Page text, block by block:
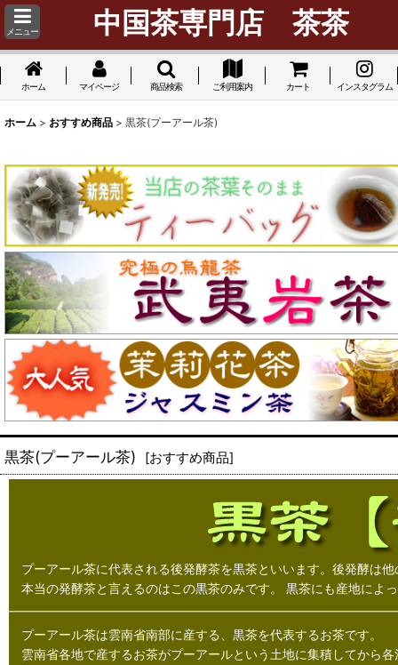
メニュー 中国茶専門店 茶茶
ホーム マイページ 商品検索 ご利用案内 カート インスタグラム
ホーム > おすすめ商品 > 黒茶(プーアール茶)
黒茶(プーアール茶) [おすすめ商品]
プーアール茶に代表される後発酵茶を黒茶といいます。後発酵は
本当の発酵茶と言えるのはこの黒茶のみです。
黒茶にも産地によ
プーアール茶は雲南省南部に産する、黒茶を代表するお茶です。
雲南省各地で産するお茶がプーアールという土地に集積してから